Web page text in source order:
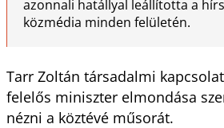
azonnali hatállyal leállította a
közmédia minden felületén.
Tarr Zoltán társadalmi
felelős miniszter elmondása
nézni a köztévé műsorát.